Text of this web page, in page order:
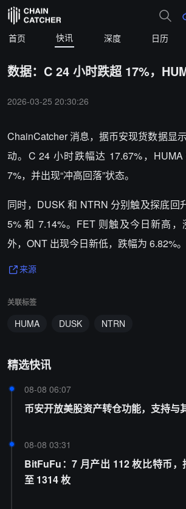
首页 快讯 深度 日历
数据：C 24 小时跌超 17%，
2026-03-25 20:30:26
ChainCatcher 消息，据币安现货数据显
动。C 24 小时跌幅达 17.67%，
7%，并出现“冲高回落”状态。
同时，DUSK 和 NTRN 分别触及探底回
5% 和 7.14%。FET 则触及今日新高
外，ONT 出现今日新低，跌幅为 6.82%。
来源
关联标签
HUMA DUSK NTRN
精选快讯
08-08 06:07
币安开放美股资产转仓功能，支持与
08-08 03:31
BitFuFu：7 月产出 112 枚比特币，
至 1314 枚